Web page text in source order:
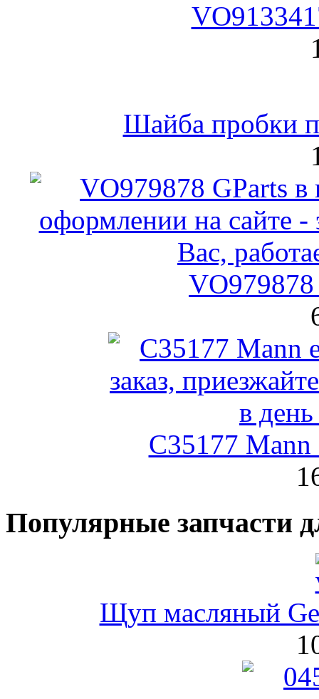
Шайба пробки
VO979878
C35177
Популярные запчасти
Щуп масляный